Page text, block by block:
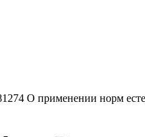
О применении норм